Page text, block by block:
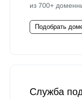
из 700+
Подобрать
Служба